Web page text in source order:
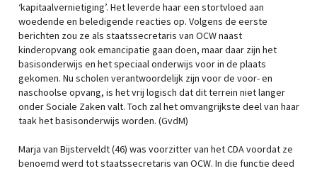
‘kapitaalvernietiging’. Het leverde haar een stortvloed aan
woedende en beledigende reacties op. Volgens de eerste
berichten zou ze als staatssecretaris van OCW naast
kinderopvang ook emancipatie gaan doen, maar daar zijn het
basisonderwijs en het speciaal onderwijs voor in de plaats
gekomen. Nu scholen verantwoordelijk zijn voor de voor- en
naschoolse opvang, is het vrij logisch dat dit terrein niet langer
onder Sociale Zaken valt. Toch zal het omvangrijkste deel van haar
taak het basisonderwijs worden. (GvdM)
Marja van Bijsterveldt (46) was voorzitter van het CDA voordat ze
benoemd werd tot staatssecretaris van OCW. In die functie deed